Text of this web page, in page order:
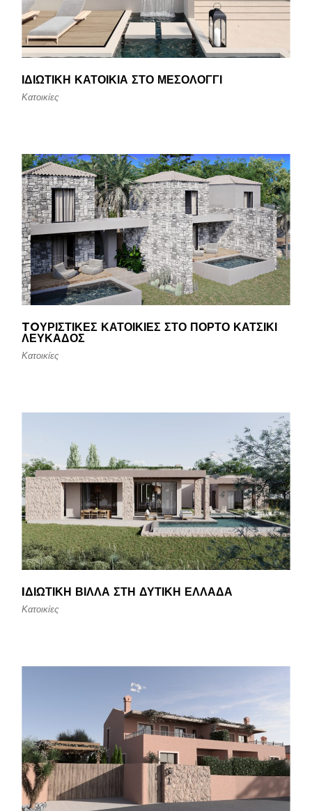
ΙΔΙΩΤΙΚΉ ΚΑΤΟΙΚΊΑ ΣΤΟ ΜΕΣΟΛΌΓΓΙ
Κατοικίες
TOΥΡΙΣΤΙΚΈΣ ΚΑΤΟΙΚΊΕΣ ΣΤΟ ΠΌΡΤΟ ΚΑΤΣΊΚΙ
ΛΕΥΚΆΔΟΣ
Κατοικίες
IΔΙΩΤΙΚΉ ΒΊΛΛΑ ΣΤΗ ΔΥΤΙΚΉ ΕΛΛΆΔΑ
Κατοικίες